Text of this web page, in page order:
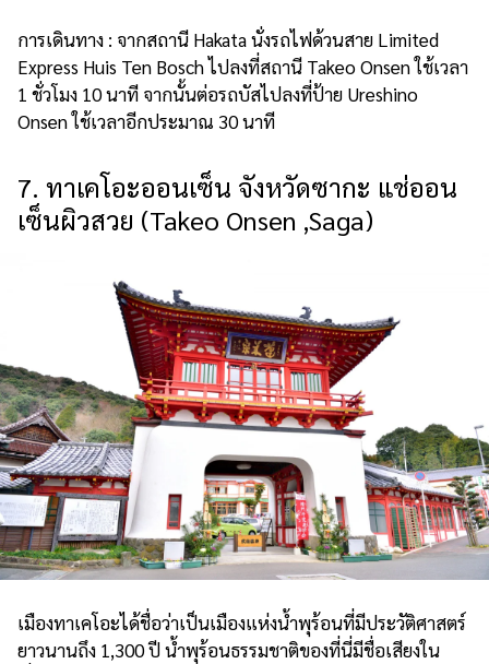
การเดินทาง : จากสถานี Hakata นั่งรถไฟด้วนสาย Limited
Express Huis Ten Bosch ไปลงที่สถานี Takeo Onsen ใช้เวลา
1 ชั่วโมง 10 นาที จากนั้นต่อรถบัสไปลงที่ป้าย Ureshino
Onsen ใช้เวลาอีกประมาณ 30 นาที
7. ทาเคโอะออนเซ็น จังหวัดซากะ แช่ออน
เซ็นผิวสวย (Takeo Onsen ,Saga)
เมืองทาเคโอะได้ชื่อว่าเป็นเมืองแห่งน้ำพุร้อนที่มีประวัติศาสตร์
ยาวนานถึง 1,300 ปี น้ำพุร้อนธรรมชาติของที่นี่มีชื่อเสียงใน